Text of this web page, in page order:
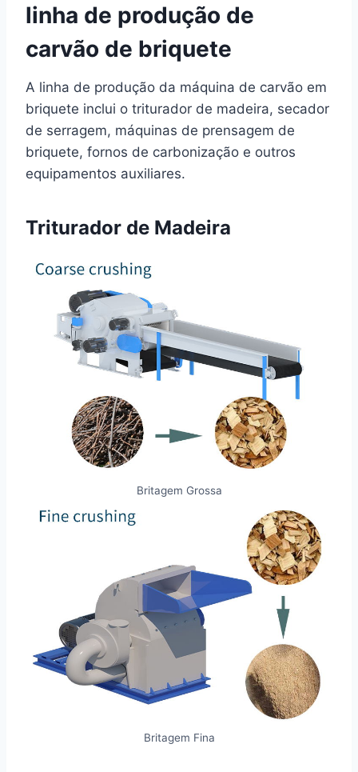
linha de produção de
carvão de briquete
A linha de produção da máquina de carvão em
briquete inclui o triturador de madeira, secador
de serragem, máquinas de prensagem de
briquete, fornos de carbonização e outros
equipamentos auxiliares.
Triturador de Madeira
Britagem Grossa
Britagem Fina